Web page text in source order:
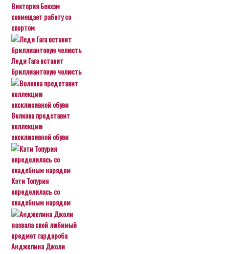
Виктория Бекхэм
совмещает работу со
спортом
Леди Гага вставит
бриллиантовую челюсть
Волкова представит
коллекцию
эксклюзивной обуви
Кэти Топурия
определилась со
свадебным нарядом
Анджелина Джоли